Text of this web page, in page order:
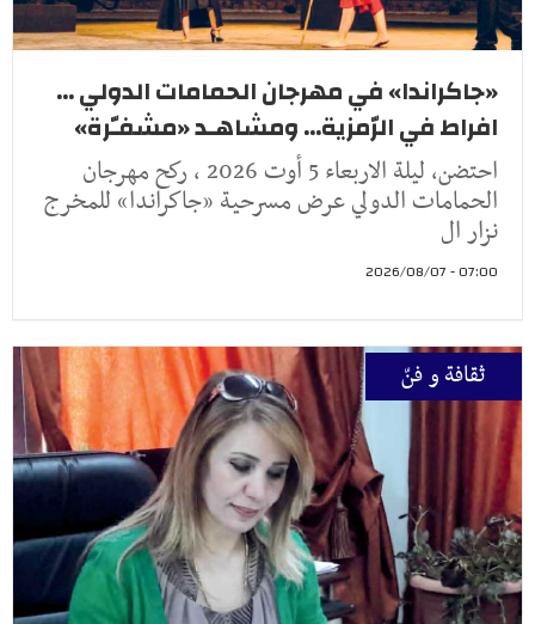
«جاكراندا» في مهرجان الحمامات الدولي ...
افراط في الرّمزية... ومشاهـد «مشفـّرة»
احتضن، ليلة الاربعاء 5 أوت 2026 ، ركح مهرجان
الحمامات الدولي عرض مسرحية «جاكراندا» للمخرج
نزار ال
07:00 - 2026/08/07
ثقافة و فنّ